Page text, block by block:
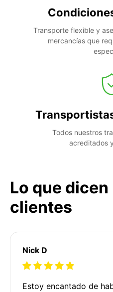
Transporte flexible y
mercancías que
Todos nuestros
acreditados
Lo que
clientes
Nick D
Estoy encantado de